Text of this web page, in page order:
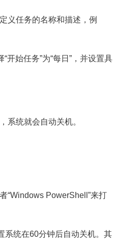
义任务的名称和描述，例
开始任务”为“每日”，并设置具
系统就会自动关机。
“Windows PowerShell”来打
系统在60分钟后自动关机。其